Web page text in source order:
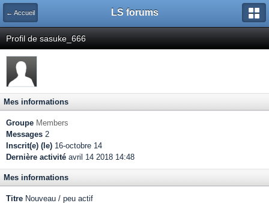
← Accueil LS forums
Profil de sasuke_666
Mes informations
Groupe Members
Messages 2
Inscrit(e) (le) 16-octobre 14
Dernière activité avril 14 2018 14:48
Mes informations
Titre Nouveau / peu actif